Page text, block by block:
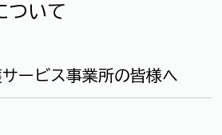
ついて
ービス事業所の皆様へ